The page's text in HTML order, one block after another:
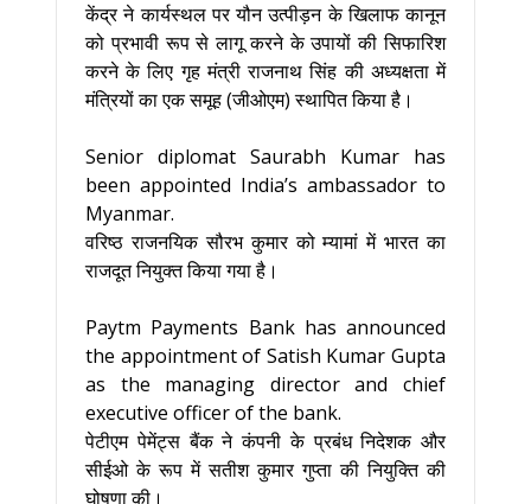
केंद्र ने कार्यस्थल पर यौन उत्पीड़न के खिलाफ कानून
को प्रभावी रूप से लागू करने के उपायों की सिफारिश
करने के लिए गृह मंत्री राजनाथ सिंह की अध्यक्षता में
मंत्रियों का एक समूह (जीओएम) स्थापित किया है।
Senior diplomat Saurabh Kumar has
been appointed India’s ambassador to
Myanmar.
वरिष्ठ राजनयिक सौरभ कुमार को म्यामां में भारत का
राजदूत नियुक्त किया गया है।
Paytm Payments Bank has announced
the appointment of Satish Kumar Gupta
as the managing director and chief
executive officer of the bank.
पेटीएम पेमेंट्स बैंक ने कंपनी के प्रबंध निदेशक और
सीईओ के रूप में सतीश कुमार गुप्ता की नियुक्ति की
घोषणा की।